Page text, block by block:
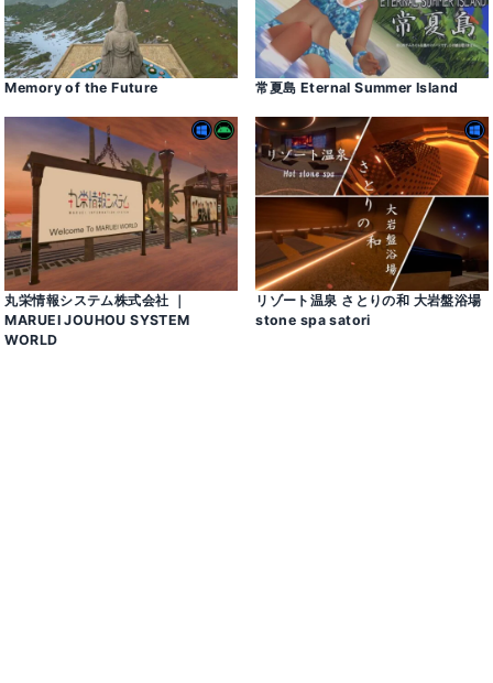
Memory of the Future 常夏島 Eternal Summer Island
丸栄情報システム株式会社 ｜
MARUEI JOUHOU SYSTEM
WORLD
リゾート温泉 さとりの和 大岩盤浴場
stone spa satori